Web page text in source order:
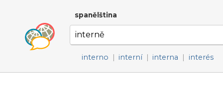
spanělština
interno | interní | interna | interés